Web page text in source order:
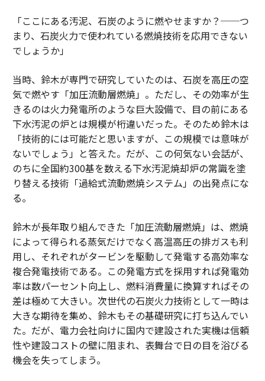
「ここにある汚泥、石炭のように燃やせますか？──つ
まり、石炭火力で使われている燃焼技術を応用できない
でしょうか」
当時、鈴木が専門で研究していたのは、石炭を高圧の空
気で燃やす「加圧流動層燃焼」。ただし、その効率が生
きるのは火力発電所のような巨大設備で、目の前にある
下水汚泥の炉とは規模が桁違いだった。そのため鈴木は
「技術的には可能だと思いますが、この規模では意味が
ないでしょう」と答えた。だが、この何気ない会話が、
のちに全国約300基を数える下水汚泥焼却炉の常識を塗
り替える技術「過給式流動燃焼システム」の出発点にな
る。
鈴木が長年取り組んできた「加圧流動層燃焼」は、燃焼
によって得られる蒸気だけでなく高温高圧の排ガスも利
用し、それぞれがタービンを駆動して発電する高効率な
複合発電技術である。この発電方式を採用すれば発電効
率は数パーセント向上し、燃料消費量に換算すればその
差は極めて大きい。次世代の石炭火力技術として一時は
大きな期待を集め、鈴木もその基礎研究に打ち込んでい
た。だが、電力会社向けに国内で建設された実機は信頼
性や建設コストの壁に阻まれ、表舞台で日の目を浴びる
機会を失ってしまう。